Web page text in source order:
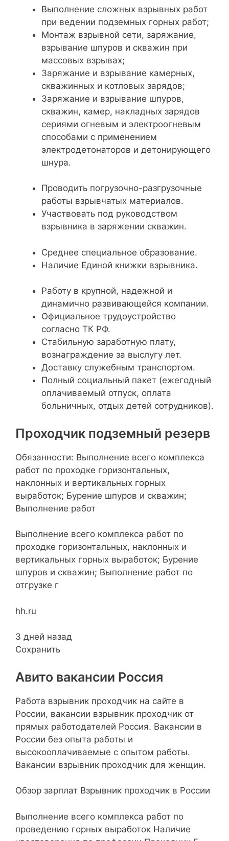
Выполнение сложных взрывных работ
при ведении подземных горных работ;
Монтаж взрывной сети, заряжание,
взрывание шпуров и скважин при
массовых взрывах;
Заряжание и взрывание камерных,
скважинных и котловых зарядов;
Заряжание и взрывание шпуров,
скважин, камер, накладных зарядов
сериями огневым и электроогневым
способами с применением
электродетонаторов и детонирующего
шнура.
Проводить погрузочно-разгрузочные
работы взрывчатых материалов.
Участвовать под руководством
взрывника в заряжении скважин.
Среднее специальное образование.
Наличие Единой книжки взрывника.
Работу в крупной, надежной и
динамично развивающейся компании.
Официальное трудоустройство
согласно ТК РФ.
Стабильную заработную плату,
вознаграждение за выслугу лет.
Доставку служебным транспортом.
Полный социальный пакет (ежегодный
оплачиваемый отпуск, оплата
больничных, отдых детей сотрудников).
Проходчик подземный резерв
Обязанности: ​Выполнение всего комплекса
работ по проходке горизонтальных,
наклонных и вертикальных горных
выработок; Бурение шпуров и скважин;
Выполнение работ
Выполнение всего комплекса работ по
проходке горизонтальных, наклонных и
вертикальных горных выработок; Бурение
шпуров и скважин; Выполнение работ по
отгрузке г
hh.ru
3 дней назад
Сохранить
Авито вакансии Россия
Работа взрывник проходчик на сайте в
России, вакансии взрывник проходчик от
прямых работодателей Россия. Вакансии в
России без опыта работы и
высокооплачиваемые с опытом работы.
Вакансии взрывник проходчик для женщин.
Обзор зарплат Взрывник проходчик в России
Выполнение всего комплекса работ по
проведению горных выработок Наличие